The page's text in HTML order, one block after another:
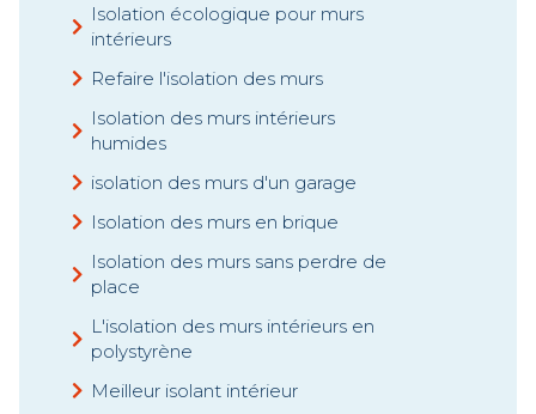
Isolation écologique pour murs
intérieurs
Refaire l'isolation des murs
Isolation des murs intérieurs
humides
isolation des murs d'un garage
Isolation des murs en brique
Isolation des murs sans perdre de
place
L'isolation des murs intérieurs en
polystyrène
Meilleur isolant intérieur